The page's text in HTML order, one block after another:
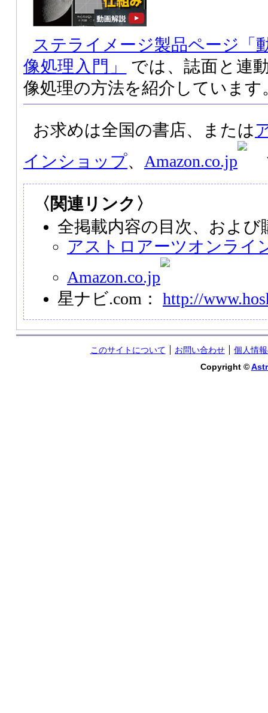
ステライメージ製品ページ「
像処理入門」
では、誌面と連
像処理の方法を紹介しています
お求めは全国の書店、または
インショップ、 Amazon.co.jp
〈関連リンク〉
全掲載内容の目次、および
アストロアーツオンライ
Amazon.co.jp
星ナビ.com： http://
このサイトについて お問い合わせ
個人情
Copyright ©